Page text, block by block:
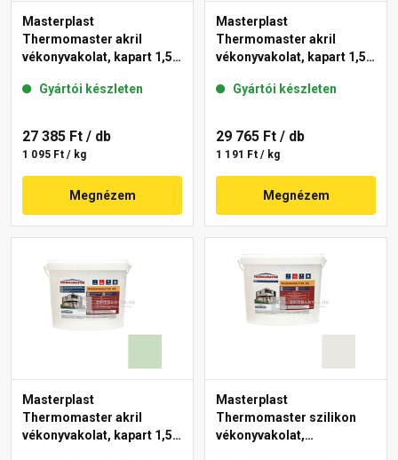
Masterplast
Thermomaster akril
vékonyvakolat, kapart 1,5
Gyártói készleten
27 385 Ft / db
1 095 Ft / kg
Megnézem
Masterplast
Thermomaster akril
vékonyvakolat, kapart 1,5
Gyártói készleten
29 765 Ft / db
1 191 Ft / kg
Megnézem
Masterplast
Thermomaster akril
vékonyvakolat, kapart 1,5
Masterplast
Thermomaster szilikon
vékonyvakolat,